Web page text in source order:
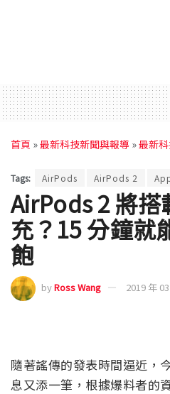
首頁 »最新科技新聞與報導 »最新
Tags: AirPods AirPods 2
AirPods 2 將搭
充？15 分鐘就
飽
byRoss Wang 2019 年
隨著謠傳的發表時間逼近，
息又添一筆，根據爆料者的